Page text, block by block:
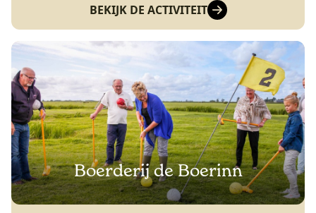
BEKIJK DE ACTIVITEIT
Boerderij de Boerinn